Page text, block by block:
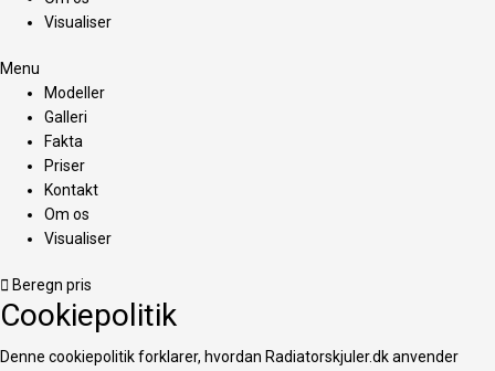
Visualiser
Menu
Modeller
Galleri
Fakta
Priser
Kontakt
Om os
Visualiser
Beregn pris
Cookiepolitik
Denne cookiepolitik forklarer, hvordan Radiatorskjuler.dk anvender